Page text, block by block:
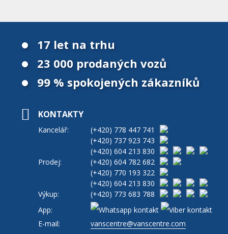
17 let na trhu
23 000 prodaných vozů
99 % spokojených zákazníků
KONTAKTY
Kancelář: (+420) 778 447 741
(+420) 737 923 743
(+420) 604 213 830
Prodej:
(+420) 604 782 682
(+420) 770 193 322
(+420) 604 213 830
Výkup:
(+420) 773 683 788
App:
E-mail:
vanscentre@vanscentre.com